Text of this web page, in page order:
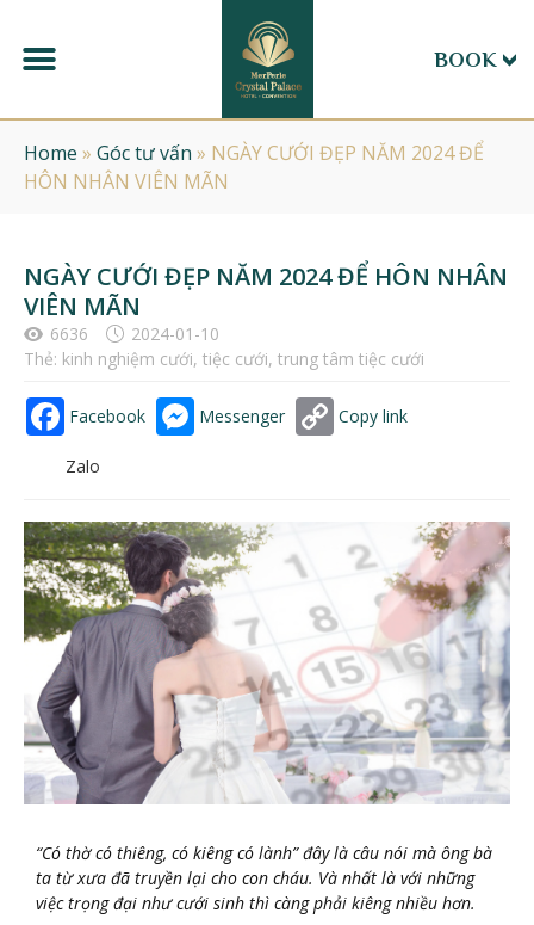
BOOK
Home » Góc tư vấn » NGÀY CƯỚI ĐẸP NĂM 2024 ĐỂ
HÔN NHÂN VIÊN MÃN
NGÀY CƯỚI ĐẸP NĂM 2024 ĐỂ HÔN NHÂN
VIÊN MÃN
6636
2024-01-10
Thẻ: kinh nghiệm cưới, tiệc cưới, trung tâm tiệc cưới
Facebook Messenger Copy link
Zalo
“Có thờ có thiêng, có kiêng có lành” đây là câu nói mà ông bà
ta từ xưa đã truyền lại cho con cháu. Và nhất là với những
việc trọng đại như cưới sinh thì càng phải kiêng nhiều hơn.